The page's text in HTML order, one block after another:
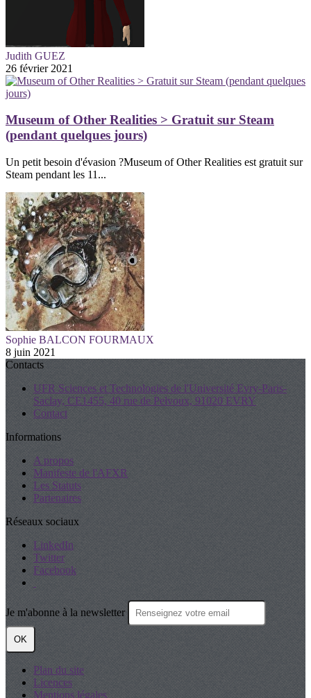
Judith GUEZ
26 février 2021
Museum of Other Realities > Gratuit sur Steam
(pendant quelques jours)
Un petit besoin d'évasion ?Museum of Other Realities est gratuit sur
Steam pendant les 11...
Sophie BALCON FOURMAUX
8 juin 2021
Contacts
UFR Sciences et Technologies de l'Université Evry-Paris-
Saclay, CE1455, 40 rue de Pelvoux, 91020 EVRY
Contact
Informations
A propos
Manifeste de l'AFXR
Les Statuts
Partenaires
Réseaux sociaux
LinkedIn
Twitter
Facebook
Je m'abonne à la newsletter
OK
Plan du site
Licences
Mentions légales